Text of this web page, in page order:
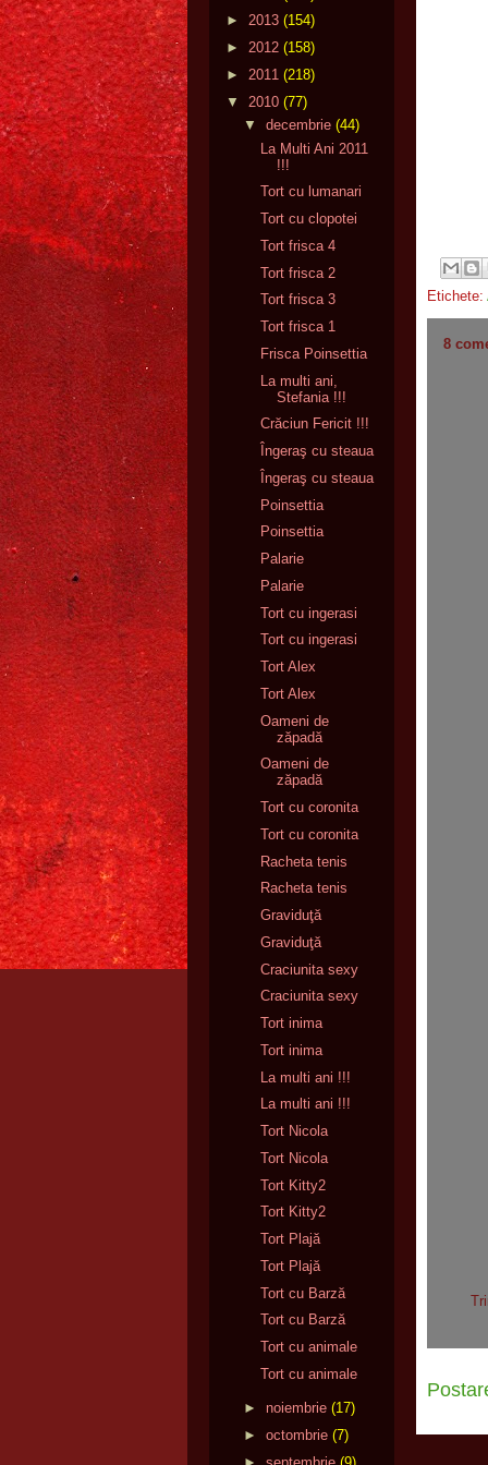
Etichete:
8
► 2013 (154)
► 2012 (158)
► 2011 (218)
▼
2010 (77)
▼
decembrie (44)
La Multi Ani 2011
!!!
Tort cu lumanari
Tort cu clopotei
Tort frisca 4
Tort frisca 2
Tort frisca 3
Tort frisca 1
Frisca Poinsettia
La multi ani,
Stefania !!!
Crăciun Fericit !!!
Îngeraş cu steaua
Îngeraş cu steaua
Poinsettia
Poinsettia
Palarie
Palarie
Tort cu ingerasi
Tort cu ingerasi
Tort Alex
Tort Alex
Oameni de
zăpadă
Oameni de
zăpadă
Tort cu coronita
Tort cu coronita
Racheta tenis
Racheta tenis
Graviduţă
Graviduţă
Craciunita sexy
Craciunita sexy
Tort inima
Tort inima
La multi ani !!!
La multi ani !!!
Tort Nicola
Tort Nicola
Tort Kitty2
Tort Kitty2
Tort Plajă
Tort Plajă
Tort cu Barză
Tort cu Barză
Tort cu animale
Tort cu animale
► noiembrie (17)
► octombrie (7)